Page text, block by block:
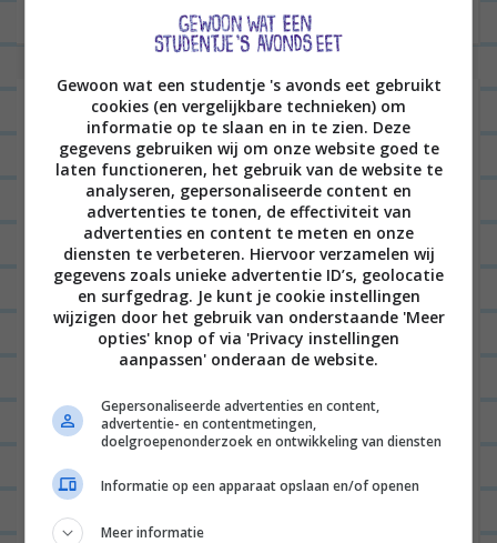
Laat een reactie achter
Het e-mailadres wordt niet gepubliceerd.Vereiste
velden zijn gemarkeerd met*
Naam
E-mail
Gewoon wat een studentje 's avonds eet gebruikt
cookies (en vergelijkbare technieken) om
informatie op te slaan en in te zien. Deze
gegevens gebruiken wij om onze website goed te
laten functioneren, het gebruik van de website te
analyseren, gepersonaliseerde content en
advertenties te tonen, de effectiviteit van
advertenties en content te meten en onze
diensten te verbeteren. Hiervoor verzamelen wij
gegevens zoals unieke advertentie ID’s, geolocatie
en surfgedrag. Je kunt je cookie instellingen
wijzigen door het gebruik van onderstaande 'Meer
opties' knop of via 'Privacy instellingen
aanpassen' onderaan de website.
Gepersonaliseerde advertenties en content,
advertentie- en contentmetingen,
doelgroepenonderzoek en ontwikkeling van diensten
Informatie op een apparaat opslaan en/of openen
Meer informatie